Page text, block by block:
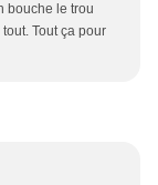
bouche le trou
Tout ça pour